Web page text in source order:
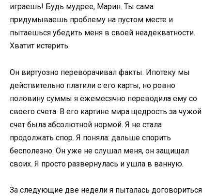
играешь! Будь мудрее, Марин. Ты сама
придумываешь проблему на пустом месте и
пытаешься убедить меня в своей неадекватности.
Хватит истерить.
Он виртуозно переворачивал факты. Ипотеку мы
действительно платили с его карты, но ровно
половину суммы я ежемесячно переводила ему со
своего счета. В его картине мира щедрость за чужой
счет была абсолютной нормой. Я не стала
продолжать спор. Я поняла: дальше спорить
бесполезно. Он уже не слушал меня, он защищал
своих. Я просто развернулась и ушла в ванную.
За следующие две недели я пыталась договориться